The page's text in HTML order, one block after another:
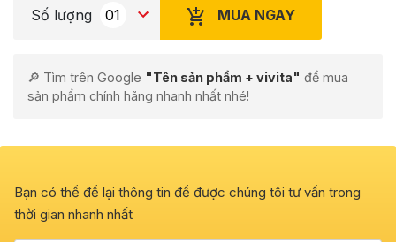
Số lượng MUA NGAY
🔎 Tìm trên Google "Tên sản phẩm + vivita" để mua
sản phẩm chính hãng nhanh nhất nhé!
Bạn có thể để lại thông tin để được chúng tôi tư vấn trong
thời gian nhanh nhất